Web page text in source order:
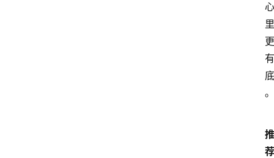
心
里
更
有
底
。
推
荐